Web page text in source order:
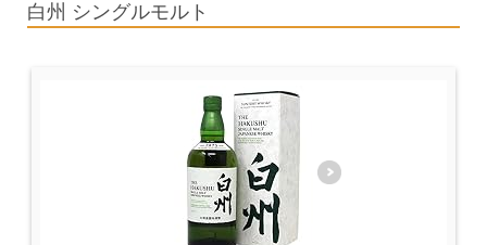
白州 シングルモルト